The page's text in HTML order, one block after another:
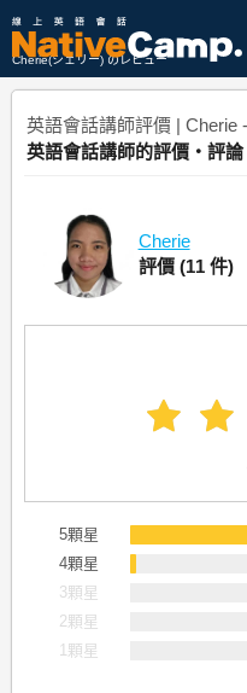
Cherie(シェリー) のレビュー
英語會話講師評價 | Cherie
英語會話講師的評價・評
Cherie
評價 (11 件)
5顆星
4顆星
3顆星
2顆星
1顆星